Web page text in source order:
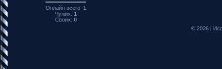
Онлайн всего: 1
Чужих: 1
Своих: 0
© 2026|